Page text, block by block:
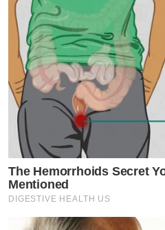
The Hemorrhoids Secret
Mentioned
DIGESTIVE HEALTH US